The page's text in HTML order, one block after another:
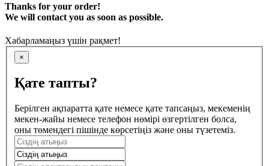
Thanks for your order!
We will contact you as soon as possible.
Хабарламаңыз үшін рақмет!
×
Қате тапты?
Берілген ақпаратта қате немесе қате тапсаңыз, мекеменің
мекен-жайы немесе телефон нөмірі өзгертілген болса,
оны төмендегі пішінде көрсетіңіз және оны түзетеміз.